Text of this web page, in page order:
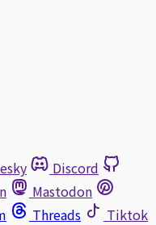
Discord
Mastodon
Threads
Tiktok